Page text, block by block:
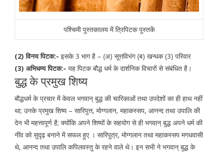
पश्चिमी पुस्तकालय में त्रिपिटक पुस्तकें
(2) विनय पिटक:- इसके 3 भाग है – (अ) सूत्तविभंग (ब) खन्धक (3) परिवार
(3) अभिधम्य पिटक:- यह पिटक बौद्ध धर्म के दार्शनिक विचारों से संबंधित है।
बुद्ध के प्रमुख शिष्य
बौद्धधर्म के प्रचार में केवल भगवान् बुद्ध की चारिकाओं तथा उपदेशों का ही हाथ नहीं
था; उनके प्रमुख शिष्य – सारिपुत्त, मोग्गलान, महाकस्सप, आनन्द तथा उपालि की
देन भी महत्त्वपूर्ण है; क्योंकि अपने शिष्यों के सहयोग से ही भगवान् बुद्ध अपने धर्म की
नींव को सुदृढ़ बनाने में सफल हुए । सारिपुत्र, मोग्गलान तथा महाकस्सप मगधवासी
थे, आनन्द तथा उपालि कपिलवस्तु के रहने वाले थे। इन सभी ने भगवान् बुद्ध के